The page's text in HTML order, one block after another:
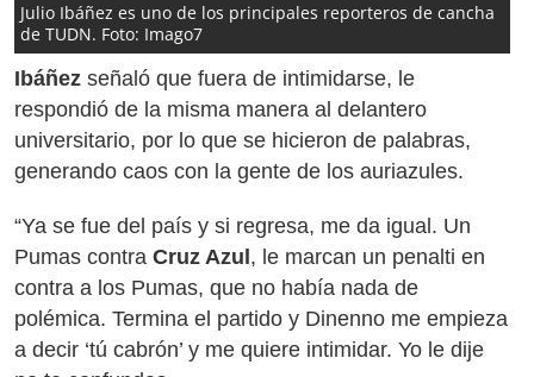
Julio Ibáñez es uno de los principales reporteros de cancha
de TUDN. Foto: Imago7
Ibáñez señaló que fuera de intimidarse, le
respondió de la misma manera al delantero
universitario, por lo que se hicieron de palabras,
generando caos con la gente de los auriazules.
“Ya se fue del país y si regresa, me da igual. Un
Pumas contra Cruz Azul , le marcan un penalti en
contra a los Pumas, que no había nada de
polémica. Termina el partido y Dinenno me empieza
a decir ‘tú cabrón’ y me quiere intimidar. Yo le dije